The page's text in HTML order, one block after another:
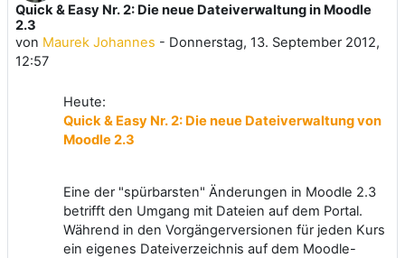
Quick & Easy Nr. 2: Die neue Dateiverwaltung in Moodle
2.3
von Maurek Johannes - Donnerstag, 13. September 2012,
12:57
Anzahl Antworten: 0
Heute:
Quick & Easy Nr. 2: Die neue Dateiverwaltung von
Moodle 2.3
Eine der "spürbarsten" Änderungen in Moodle 2.3
betrifft den Umgang mit Dateien auf dem Portal.
Während in den Vorgängerversionen für jeden Kurs
ein eigenes Dateiverzeichnis auf dem Moodle-